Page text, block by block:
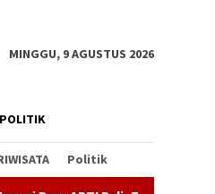
MINGGU, 9 AGUSTUS 2026
POLITIK
Politik